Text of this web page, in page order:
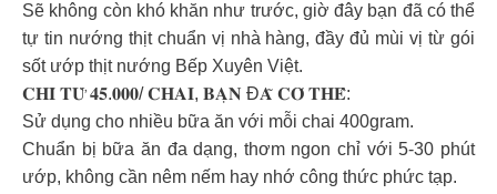
Sẽ không còn khó khăn như trước, giờ đây bạn đã có thể
tự tin nướng thịt chuẩn vị nhà hàng, đầy đủ mùi vị từ gói
sốt ướp thịt nướng Bếp Xuyên Việt.
𝐂𝐇𝐈̉ 𝐓𝐔̛̀ 𝟒𝟓.𝟎𝟎𝟎/ 𝐂𝐇𝐀𝐈, 𝐁𝐀̣𝐍 Đ𝐀̃ 𝐂𝐎́ 𝐓𝐇𝐄̂̉:
Sử dụng cho nhiều bữa ăn với mỗi chai 400gram.
Chuẩn bị bữa ăn đa dạng, thơm ngon chỉ với 5-30 phút
ướp, không cần nêm nếm hay nhớ công thức phức tạp.